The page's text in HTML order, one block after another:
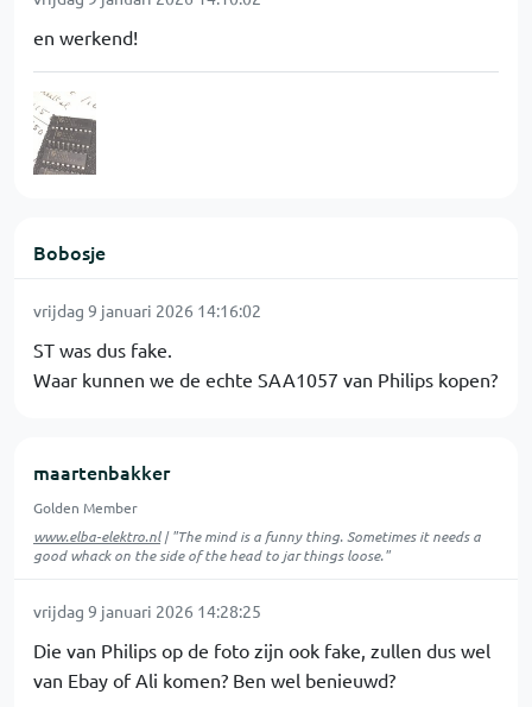
en werkend!
Bobosje
vrijdag 9 januari 2026 14:16:02
ST was dus fake.
Waar kunnen we de echte SAA1057 van Philips kopen?
maartenbakker
Golden Member
www.elba-elektro.nl| "The mind is a funny thing. Sometimes it needs a
good whack on the side of the head to jar things loose."
vrijdag 9 januari 2026 14:28:25
Die van Philips op de foto zijn ook fake, zullen dus wel
van Ebay of Ali komen? Ben wel benieuwd?